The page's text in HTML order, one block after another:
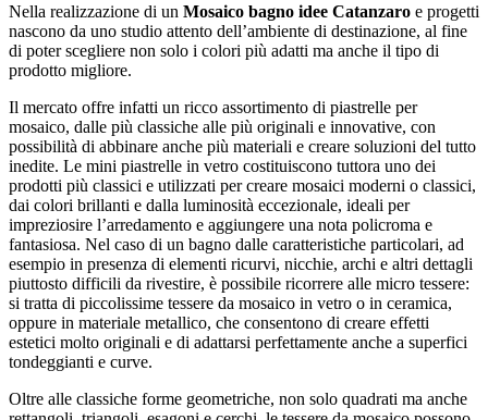
Nella realizzazione di un Mosaico bagno idee Catanzaro e progetti
nascono da uno studio attento dell’ambiente di destinazione, al fine
di poter scegliere non solo i colori più adatti ma anche il tipo di
prodotto migliore.
Il mercato offre infatti un ricco assortimento di piastrelle per
mosaico, dalle più classiche alle più originali e innovative, con
possibilità di abbinare anche più materiali e creare soluzioni del tutto
inedite. Le mini piastrelle in vetro costituiscono tuttora uno dei
prodotti più classici e utilizzati per creare mosaici moderni o classici,
dai colori brillanti e dalla luminosità eccezionale, ideali per
impreziosire l’arredamento e aggiungere una nota policroma e
fantasiosa. Nel caso di un bagno dalle caratteristiche particolari, ad
esempio in presenza di elementi ricurvi, nicchie, archi e altri dettagli
piuttosto difficili da rivestire, è possibile ricorrere alle micro tessere:
si tratta di piccolissime tessere da mosaico in vetro o in ceramica,
oppure in materiale metallico, che consentono di creare effetti
estetici molto originali e di adattarsi perfettamente anche a superfici
tondeggianti e curve.
Oltre alle classiche forme geometriche, non solo quadrati ma anche